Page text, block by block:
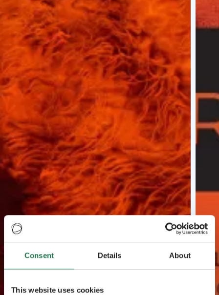
Consent Details About
This website uses cookies